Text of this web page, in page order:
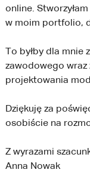
online.
w moim portfolio,
To byłby dla
zawodowego wraz
projektowania
Dziękuję za
osobiście na
Z wyrazami
Anna Nowak